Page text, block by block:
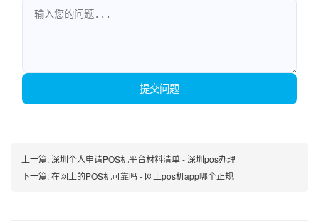
提交问题
上一篇:深圳个人申请POS机平台材料清单 - 深圳pos办理
下一篇:在网上的POS机可靠吗 - 网上pos机app哪个正规